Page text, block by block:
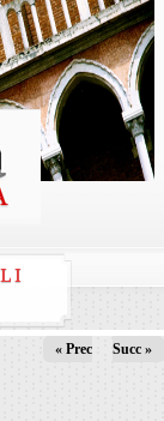
« Prec Succ »